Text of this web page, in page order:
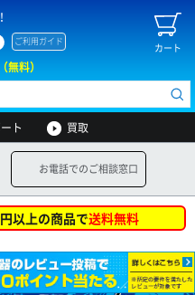
カート
ご利用ガイド
料）
ト 買取
お電話でのご相談窓口
以上の商品で送料無料